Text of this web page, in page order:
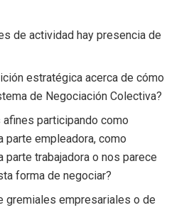
de actividad hay presencia de
estratégica acerca de cómo
de Negociación Colectiva?
participando como
parte empleadora, como
parte trabajadora o nos parece
forma de negociar?
gremiales empresariales o de